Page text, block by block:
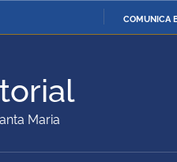
COMUNICA
Ministério da Defesa
Ministério da Cidadania
Maria